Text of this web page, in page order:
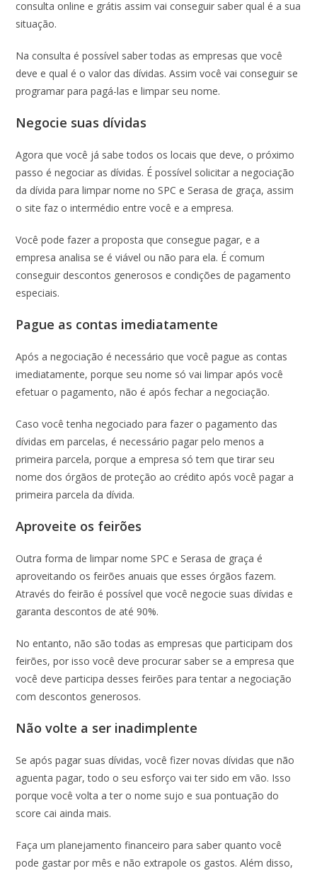
consulta online e grátis assim vai conseguir saber qual é a sua
situação.
Na consulta é possível saber todas as empresas que você
deve e qual é o valor das dívidas. Assim você vai conseguir se
programar para pagá-las e limpar seu nome.
Negocie suas dívidas
Agora que você já sabe todos os locais que deve, o próximo
passo é negociar as dívidas. É possível solicitar a negociação
da dívida para limpar nome no SPC e Serasa de graça, assim
o site faz o intermédio entre você e a empresa.
Você pode fazer a proposta que consegue pagar, e a
empresa analisa se é viável ou não para ela. É comum
conseguir descontos generosos e condições de pagamento
especiais.
Pague as contas imediatamente
Após a negociação é necessário que você pague as contas
imediatamente, porque seu nome só vai limpar após você
efetuar o pagamento, não é após fechar a negociação.
Caso você tenha negociado para fazer o pagamento das
dívidas em parcelas, é necessário pagar pelo menos a
primeira parcela, porque a empresa só tem que tirar seu
nome dos órgãos de proteção ao crédito após você pagar a
primeira parcela da dívida.
Aproveite os feirões
Outra forma de limpar nome SPC e Serasa de graça é
aproveitando os feirões anuais que esses órgãos fazem.
Através do feirão é possível que você negocie suas dívidas e
garanta descontos de até 90%.
No entanto, não são todas as empresas que participam dos
feirões, por isso você deve procurar saber se a empresa que
você deve participa desses feirões para tentar a negociação
com descontos generosos.
Não volte a ser inadimplente
Se após pagar suas dívidas, você fizer novas dívidas que não
aguenta pagar, todo o seu esforço vai ter sido em vão. Isso
porque você volta a ter o nome sujo e sua pontuação do
score cai ainda mais.
Faça um planejamento financeiro para saber quanto você
pode gastar por mês e não extrapole os gastos. Além disso,